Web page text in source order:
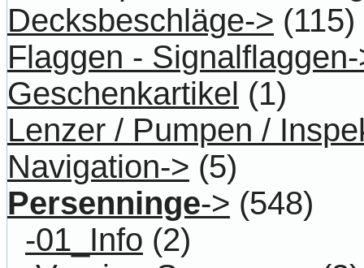
Decksbeschläge-> (115)
Flaggen -
Geschenkartikel (1)
Lenzer / Pumpen /
Navigation-> (5)
Persenninge-> (548)
-01_Info (2)